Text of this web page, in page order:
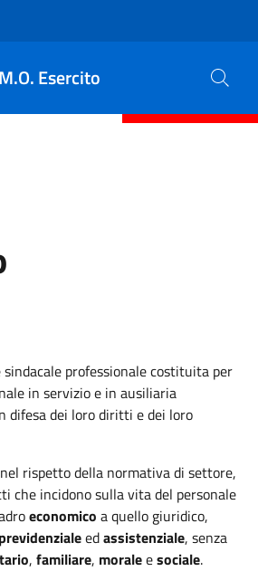
Esercito
sindacale professionale costituita per
in servizio e in ausiliaria
difesa dei loro diritti e dei loro
rispetto della normativa di settore,
che incidono sulla vita del personale
economico a quello giuridico,
previdenzialeedassistenziale, senza
, familiare, moraleesociale.